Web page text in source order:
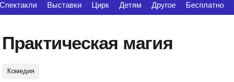
Спектакли Выставки Цирк Детям Другое Бесплатно
Практическая магия
Комедия